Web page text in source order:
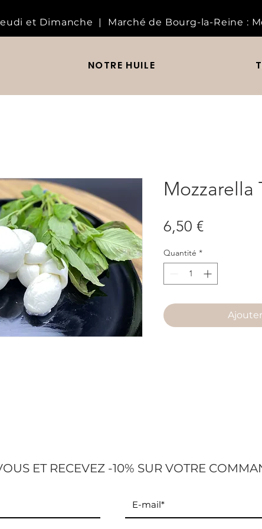
et Dimanche | Marché de Bourg-la-Reine :
NOTRE HUILE
Mozzarella
6,50 €Prix
Quantité *
ET RECEVEZ -10% SUR VOTRE